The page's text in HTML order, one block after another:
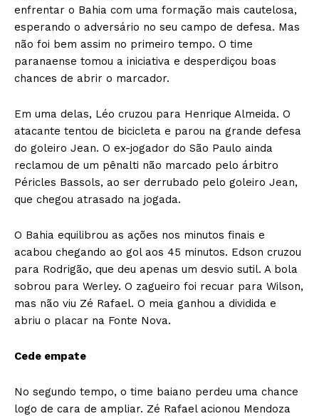
enfrentar o Bahia com uma formação mais cautelosa,
esperando o adversário no seu campo de defesa. Mas
não foi bem assim no primeiro tempo. O time
paranaense tomou a iniciativa e desperdiçou boas
chances de abrir o marcador.
Em uma delas, Léo cruzou para Henrique Almeida. O
atacante tentou de bicicleta e parou na grande defesa
do goleiro Jean. O ex-jogador do São Paulo ainda
reclamou de um pênalti não marcado pelo árbitro
Péricles Bassols, ao ser derrubado pelo goleiro Jean,
que chegou atrasado na jogada.
O Bahia equilibrou as ações nos minutos finais e
acabou chegando ao gol aos 45 minutos. Edson cruzou
para Rodrigão, que deu apenas um desvio sutil. A bola
sobrou para Werley. O zagueiro foi recuar para Wilson,
mas não viu Zé Rafael. O meia ganhou a dividida e
abriu o placar na Fonte Nova.
Cede empate
No segundo tempo, o time baiano perdeu uma chance
logo de cara de ampliar. Zé Rafael acionou Mendoza